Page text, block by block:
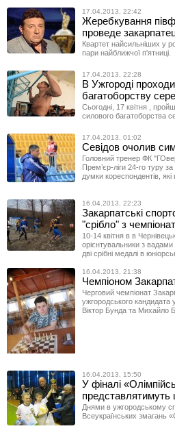
17.04.2013, 22:42
Жеребкування
проведе
Квартет найсильніших у
пари найближчої п'ятниці.
17.04.2013, 22:28
В Ужгороді
багатоборству
Сьогодні, 17 квітня ,
силового багатоборства
17.04.2013, 01:02
Севідов очолив
Головний тренер ФК
Прем’єр-ліги 24-го туру
думки кореспондентів,
16.04.2013, 22:23
Закарпатські
"срібло" з
10-14 квітня в в
орієнтувальники з
дві срібні медалі в
16.04.2013, 21:38
Чемпіоном
Черговий чемпіонат
ужгородського
Віктор Бунда та Михайло
16.04.2013, 15:50
У фіналі
представлятимуть
Днями в ужгородському
Всеукраїнських змагань